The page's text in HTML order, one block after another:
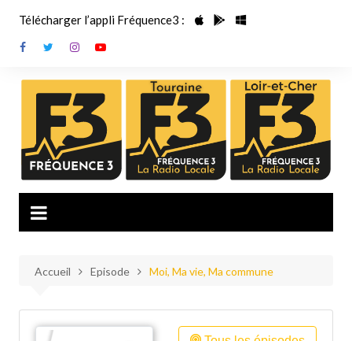
contenu
Télécharger l’appli Fréquence3 :
Accueil Episode Moi, Ma vie, Ma commune